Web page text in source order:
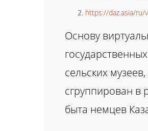
https://daz.asia/ru/
Основу
сельских
сгруппирован в
быта немцев